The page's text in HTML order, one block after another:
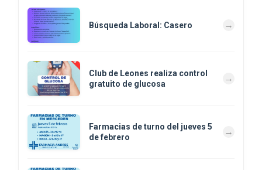
Búsqueda Laboral: Casero
Club de Leones realiza control
gratuito de glucosa
Farmacias de turno del jueves 5
de febrero